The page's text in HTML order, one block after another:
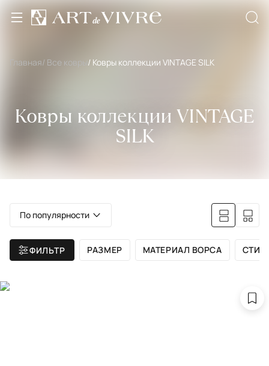
Главная/ Все ковры / Ковры коллекции VINTAGE SILK
Ковры коллекции VINTAGE
SILK
По популярности
ФИЛЬТР РАЗМЕР МАТЕРИАЛ ВОРСА